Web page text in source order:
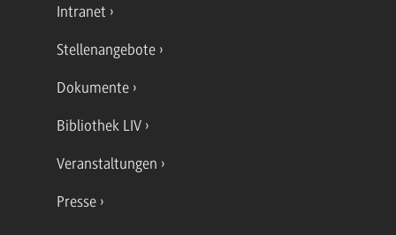
Intranet
Stellenangebote
Dokumente
Bibliothek LIV
Veranstaltungen
Presse